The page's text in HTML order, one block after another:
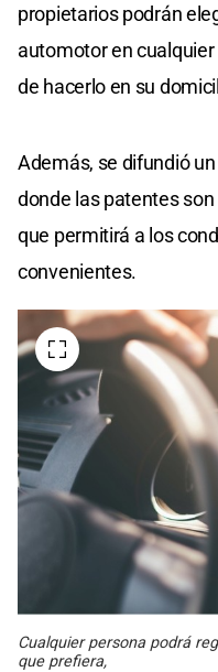
propietarios podrán
automotor en
de hacerlo en su
Además, se difundió
donde las patentes
que permitirá a los
convenientes.
Cualquier persona podrá
que prefiera,